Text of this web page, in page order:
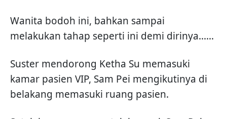
Wanita bodoh ini, bahkan sampai
melakukan tahap seperti ini demi dirinya......
Suster mendorong Ketha Su memasuki
kamar pasien VIP, Sam Pei mengikutinya di
belakang memasuki ruang pasien.